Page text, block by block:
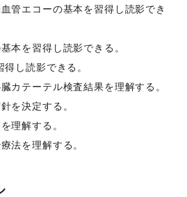
管エコーの基本を習得し読影でき
本を習得し読影できる。
し読影できる。
カテーテル検査結果を理解する。
を決定する。
理解する。
法を理解する。